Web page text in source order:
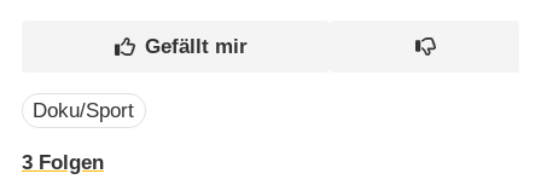
Doku/Sport
3Folgen